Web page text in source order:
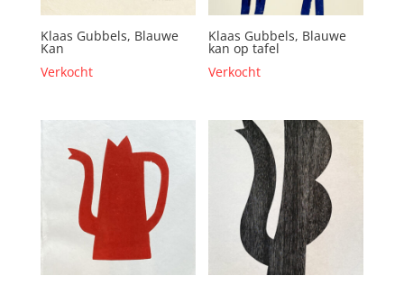
Klaas Gubbels, Blauwe
Kan
Verkocht
Klaas Gubbels, Blauwe
kan op tafel
Verkocht